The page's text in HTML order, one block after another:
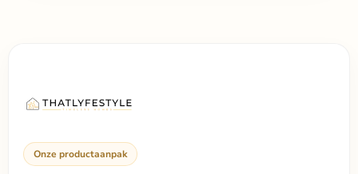
Onze productaanpak